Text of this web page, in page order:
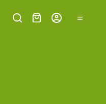
Winkelwagen